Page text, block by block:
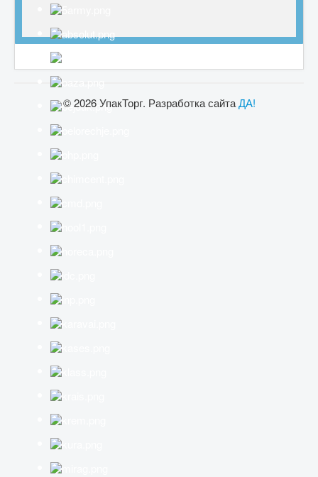
© 2026 УпакТорг. Разработка сайтаДА!